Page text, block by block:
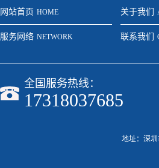
网站首页 HOME 关于我们
服务网络 NETWORK 联系我们
全国服务热线：
17318037685
地址：深